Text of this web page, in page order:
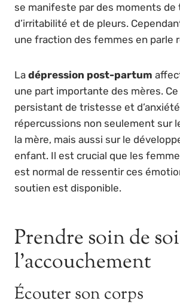
se manifeste par des moments de
d’irritabilité et de pleurs.
une fraction des femmes en parle
La dépression post-partum
une part importante des mères.
persistant de tristesse et
répercussions non seulement sur
la mère, mais aussi sur le
enfant. Il est crucial que les
est normal de ressentir ces
soutien est disponible.
Prendre soin de
l’accouchement
Écouter son corps